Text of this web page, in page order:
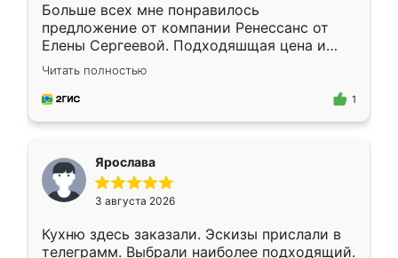
Больше всех мне понравилось
предложение от компании Ренессанс от
Елены Сергеевой. Подходяшщая цена и
короткие сроки изготовления. Приехавший
для замера сотрудник Владислав
предложил по моему эскизу самый
Читать полностью
1
Ярослава
3 августа 2026
Кухню здесь заказали. Эскизы прислали в
телеграмм. Выбрали наиболее подходящий.